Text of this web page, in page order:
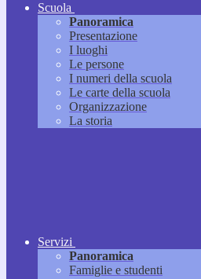
Scuola
Panoramica
Presentazione
I luoghi
Le persone
I numeri della scuola
Le carte della scuola
Organizzazione
La storia
Servizi
Panoramica
Famiglie e studenti